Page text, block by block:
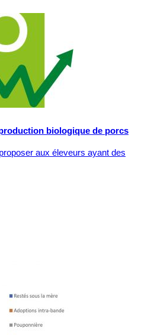
biologique de porcs
aux éleveurs ayant des